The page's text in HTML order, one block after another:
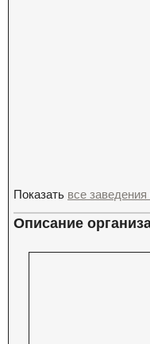
Показать все
Описание